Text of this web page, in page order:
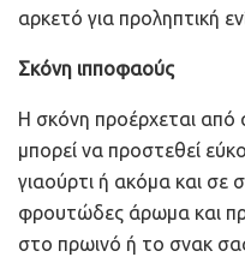
αρκετό για προληπτική
Σκόνη ιπποφαούς
Η σκόνη προέρχεται
μπορεί να προστεθεί
γιαούρτι ή ακόμα και σε
φρουτώδες άρωμα και
στο πρωινό ή το σνακ